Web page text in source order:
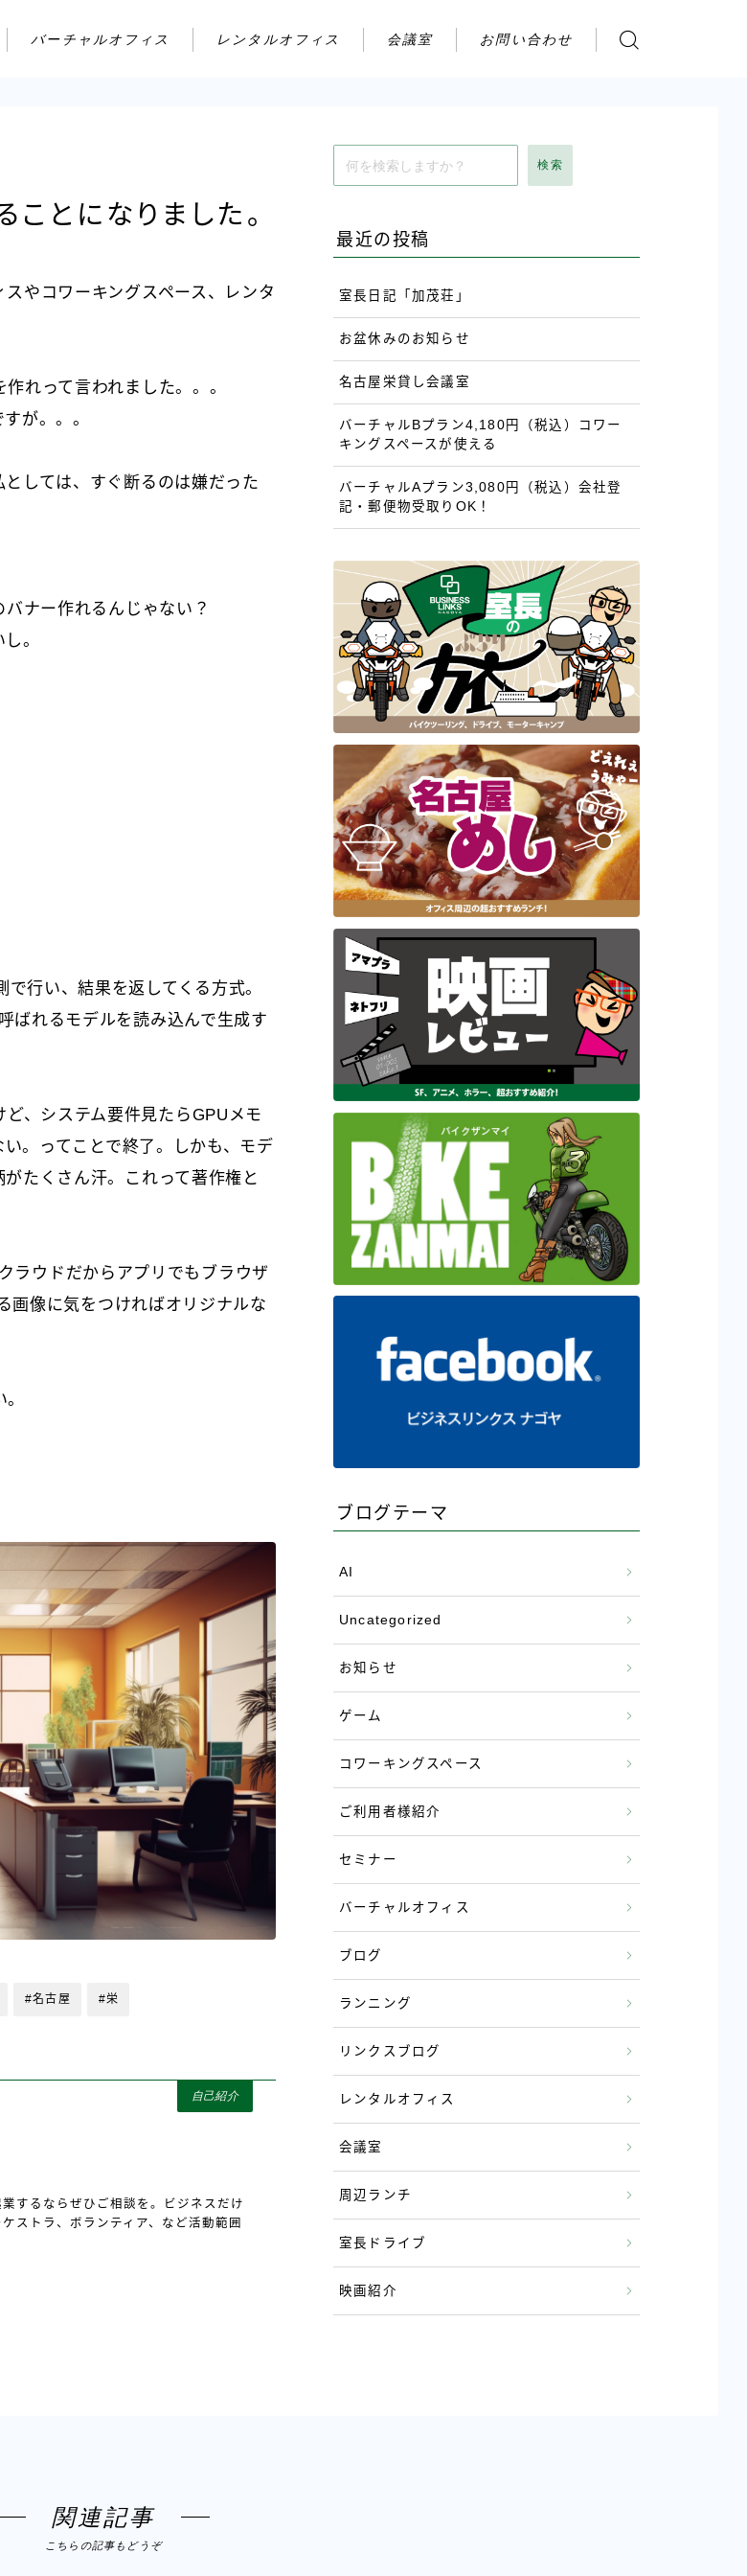
バーチャルオフィス レンタルオフィス 会議室 お問い合わせ
アクセス
とになりました。
やコワーキングスペース、レンタ
れって言われました。。。
が。。。
しては、すぐ断るのは嫌だった
ナー作れるんじゃない？
。
行い、結果を返してくる方式。
ばれるモデルを読み込んで生成す
、システム要件見たらGPUメモ
。ってことで終了。しかも、モデ
たくさん汗。これって著作権と
ラウドだからアプリでもブラウザ
画像に気をつければオリジナルな
#名古屋 #栄
自己紹介
するならぜひご相談を。ビジネスだけ
ストラ、ボランティア、など活動範囲
検索
最近の投稿
室長日記「加茂荘」
お盆休みのお知らせ
名古屋栄貸し会議室
バーチャルBプラン4,180円（税込）コワー
キングスペースが使える
バーチャルAプラン3,080円（税込）会社登
記・郵便物受取りOK！
ブログテーマ
AI
Uncategorized
お知らせ
ゲーム
コワーキングスペース
ご利用者様紹介
セミナー
バーチャルオフィス
ブログ
ランニング
リンクスブログ
レンタルオフィス
会議室
周辺ランチ
室長ドライブ
映画紹介
関連記事
こちらの記事もどうぞ